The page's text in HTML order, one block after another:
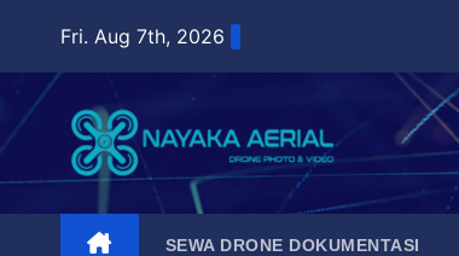
content
Fri. Aug 7th, 2026
SEWA DRONE DOKUMENTASI